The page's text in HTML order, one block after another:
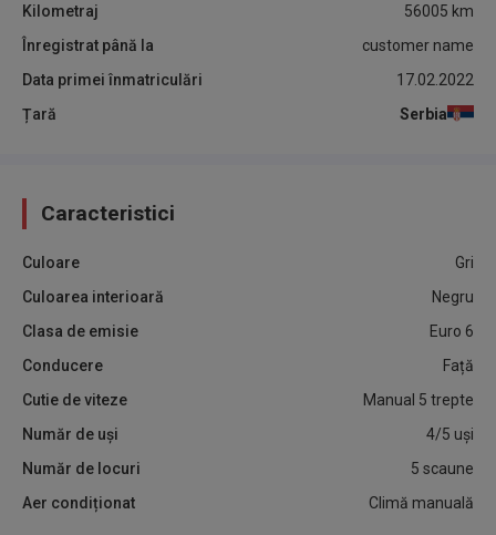
Kilometraj
56005 km
Înregistrat până la
customer name
Data primei înmatriculări
17.02.2022
Țară
Serbia
Caracteristici
Culoare
Gri
Culoarea interioară
Negru
Clasa de emisie
Euro 6
Conducere
Față
Cutie de viteze
Manual 5 trepte
Număr de uși
4/5 uși
Număr de locuri
5 scaune
Aer condiționat
Climă manuală